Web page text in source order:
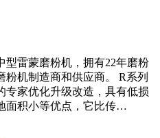
型雷蒙磨粉机，拥有22年磨粉
机制造商和供应商。 R系列
专家优化升级改造，具有低损
面积小等优点，它比传…